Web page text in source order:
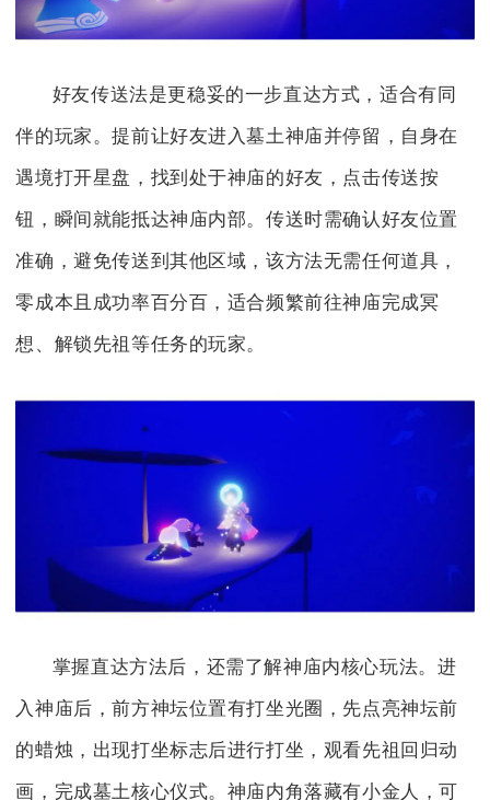
好友传送法是更稳妥的一步直达方式，适合有同
伴的玩家。提前让好友进入墓土神庙并停留，自身在
遇境打开星盘，找到处于神庙的好友，点击传送按
钮，瞬间就能抵达神庙内部。传送时需确认好友位置
准确，避免传送到其他区域，该方法无需任何道具，
零成本且成功率百分百，适合频繁前往神庙完成冥
想、解锁先祖等任务的玩家。
掌握直达方法后，还需了解神庙内核心玩法。进
入神庙后，前方神坛位置有打坐光圈，先点亮神坛前
的蜡烛，出现打坐标志后进行打坐，观看先祖回归动
画，完成墓土核心仪式。神庙内角落藏有小金人，可